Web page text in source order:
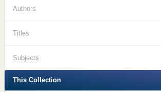
Authors
Titles
Subjects
This Collection